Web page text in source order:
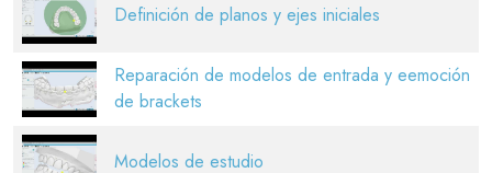
Definición de planos y ejes iniciales
Reparación de modelos de entrada y eemoción
de brackets
Modelos de estudio